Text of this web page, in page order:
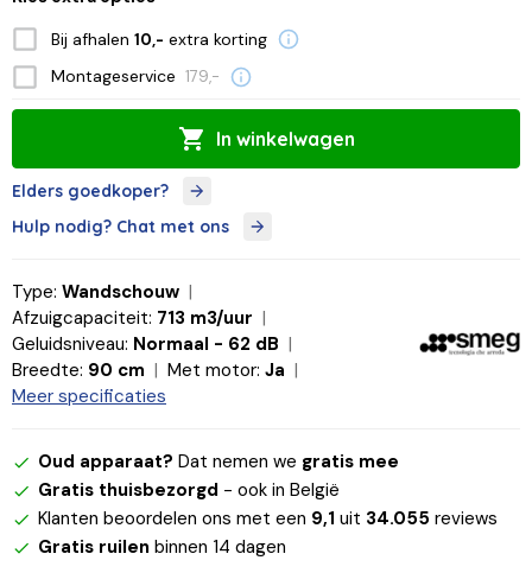
Bij afhalen 10,- extra korting
Montageservice 179,-
In winkelwagen
Elders goedkoper?
Hulp nodig? Chat met ons
Type: Wandschouw
Afzuigcapaciteit: 713 m3/uur
Geluidsniveau: Normaal - 62 dB
Breedte: 90 cm Met motor: Ja
Meer specificaties
Oud apparaat? Dat nemen we gratis mee
Gratis thuisbezorgd - ook in België
Klanten beoordelen ons met een 9,1 uit 34.055 reviews
Gratis ruilen binnen 14 dagen